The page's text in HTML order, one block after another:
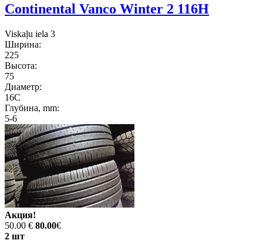
Continental Vanco Winter 2 116H
Viskaļu iela 3
Ширина:
225
Высота:
75
Диаметр:
16C
Глубина, mm:
5-6
Акция!
50.00 € 80.00€
2 шт